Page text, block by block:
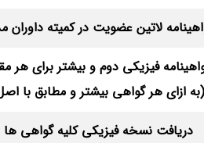
لاتین عضویت در کمیته داوران
فیزیکی دوم و بیشتر برای هر
(به ازای هر گواهی بیشتر و مطابق با
دریافت نسخه فیزیکی کلیه گواهی ها